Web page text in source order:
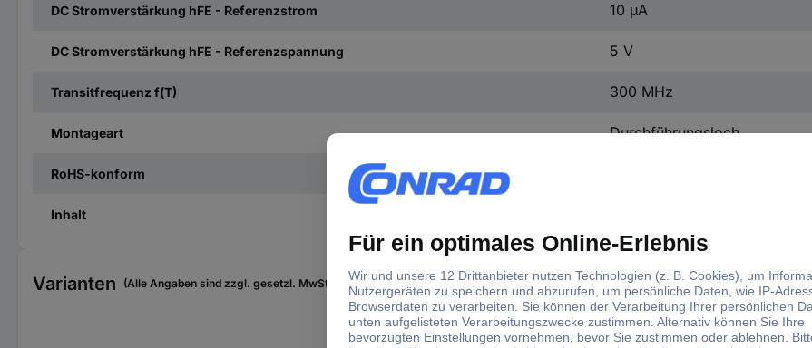
DC Stromverstärkung hFE - Referenzstrom 10 µA
DC Stromverstärkung hFE - Referenzspannung 5 V
Transitfrequenz f(T) 300 MHz
Montageart Durchführungsloch
RoHS-konform
Inhalt
Varianten (Alle Angaben sind zzgl. gesetzl. MwSt., zzgl. Versand)